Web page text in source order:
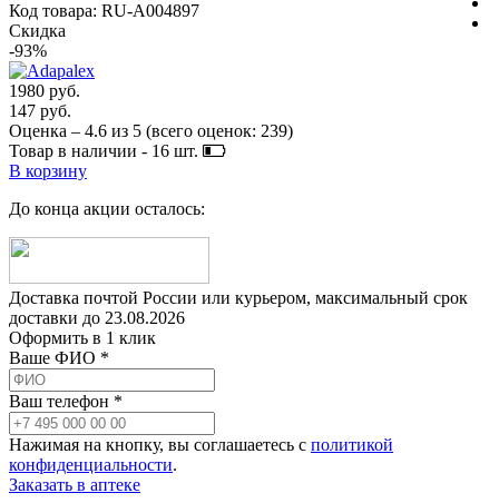
Код товара: RU-A004897
Скидка
-93%
1980 руб.
147 руб.
Оценка – 4.6 из 5 (всего оценок: 239)
Товар в наличии - 16 шт.
В корзину
До конца акции осталось:
Доставка почтой России или курьером, максимальный срок
доставки до 23.08.2026
Оформить в 1 клик
Ваше ФИО *
Ваш телефон *
Нажимая на кнопку, вы соглашаетесь с политикой
конфиденциальности.
Заказать в аптеке